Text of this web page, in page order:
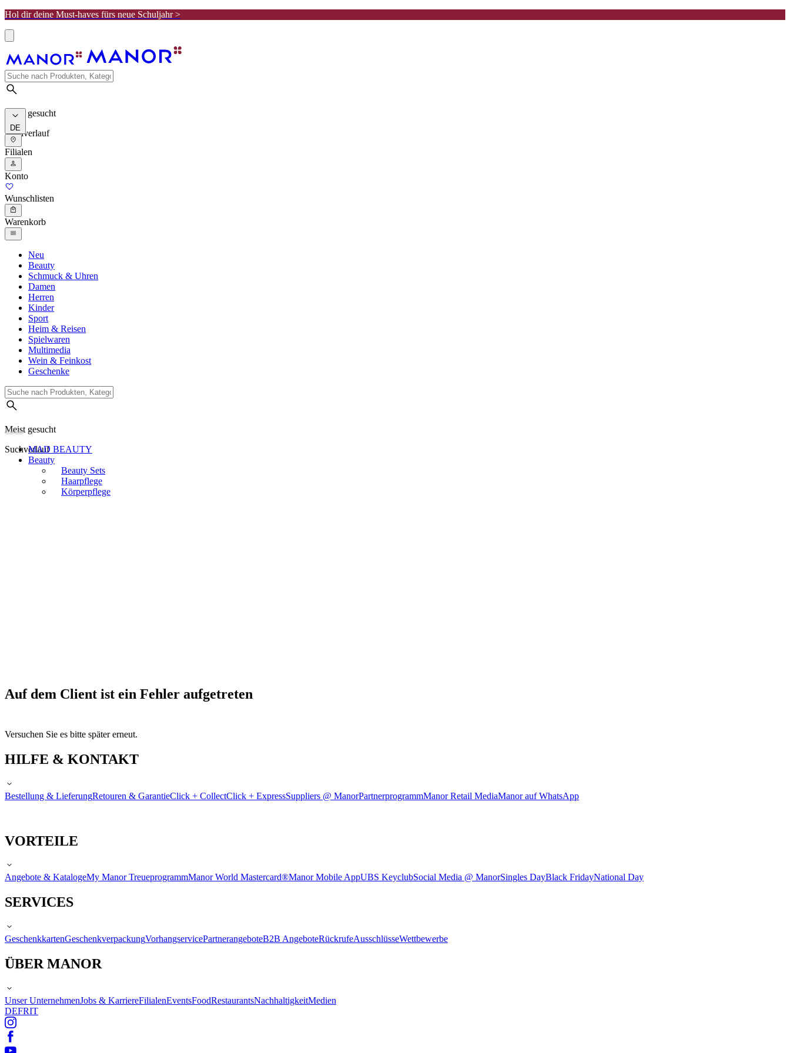
Hol dir deine Must-haves fürs neue Schuljahr >
Meist gesucht
Suchverlauf
DE
Filialen
Konto
Wunschlisten
Warenkorb
Neu
Beauty
Schmuck & Uhren
Damen
Herren
Kinder
Sport
Heim & Reisen
Spielwaren
Multimedia
Wein & Feinkost
Geschenke
Meist gesucht
SuchverlaufMAD BEAUTY
Beauty
Beauty Sets
Haarpflege
Körperpflege
Auf dem Client ist ein Fehler aufgetreten
Versuchen Sie es bitte später erneut.
HILFE & KONTAKT
Bestellung & LieferungRetouren & GarantieClick + CollectClick + ExpressSuppliers @ ManorPartnerprogrammManor Retail MediaManor auf WhatsApp
VORTEILE
Angebote & KatalogeMy Manor TreueprogrammManor World Mastercard®Manor Mobile AppUBS KeyclubSocial Media @ ManorSingles DayBlack FridayNational Day
SERVICES
GeschenkkartenGeschenkverpackungVorhangservicePartnerangeboteB2B AngeboteRückrufeAusschlüsseWettbewerbe
ÜBER MANOR
Unser UnternehmenJobs & KarriereFilialenEventsFoodRestaurantsNachhaltigkeitMedien
DEFRIT